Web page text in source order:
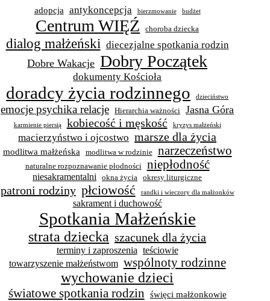
adopcja antykoncepcja bierzmowanie budżet
Centrum WIĘŹ choroba dziecka
dialog małżeński diecezjalne spotkania rodzin
Dobre Wakacje Dobry Początek
dokumenty Kościoła
doradcy życia rodzinnego dzieciństwo
emocje psychika relacje Hierarchia ważności Jasna Góra
karmienie piersią kobiecość i męskość kryzys małżeński
macierzyństwo i ojcostwo marsze dla życia
modlitwa małżeńska modlitwa w rodzinie narzeczeństwo
naturalne rozpoznawanie płodności niepłodność
niesakramentalni okna życia okresy liturgiczne
patroni rodziny płciowość randki i wieczory dla małżonków
sakrament i duchowość
Spotkania Małżeńskie
strata dziecka szacunek dla życia
terminy i zaproszenia teściowie
towarzyszenie małżeństwom wspólnoty rodzinne
wychowanie dzieci
światowe spotkania rodzin święci małżonkowie